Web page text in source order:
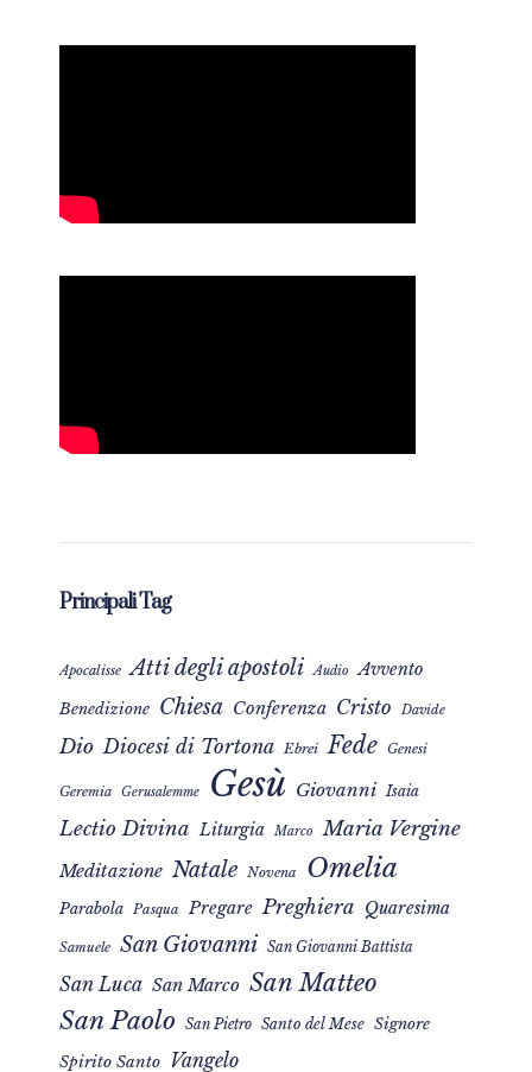
Principali Tag
Apocalisse Atti degli apostoli Audio Avvento
Benedizione Chiesa Conferenza Cristo Davide
Dio Diocesi di Tortona Ebrei Fede Genesi
Geremia Gerusalemme Gesù Giovanni Isaia
Lectio Divina Liturgia Marco Maria Vergine
Meditazione Natale Novena Omelia
Parabola Pasqua Pregare Preghiera Quaresima
Samuele San Giovanni San Giovanni Battista
San Luca San Marco San Matteo
San Paolo San Pietro Santo del Mese Signore
Spirito Santo Vangelo